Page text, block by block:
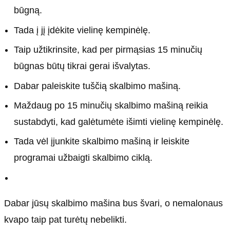
būgną.
Tada į jį įdėkite vielinę kempinėlę.
Taip užtikrinsite, kad per pirmąsias 15 minučių
būgnas būtų tikrai gerai išvalytas.
Dabar paleiskite tuščią skalbimo mašiną.
Maždaug po 15 minučių skalbimo mašiną reikia
sustabdyti, kad galėtumėte išimti vielinę kempinėlę.
Tada vėl įjunkite skalbimo mašiną ir leiskite
programai užbaigti skalbimo ciklą.
Dabar jūsų skalbimo mašina bus švari, o nemalonaus
kvapo taip pat turėtų nebelikti.